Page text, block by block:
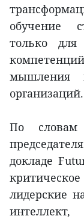
обучение
только
мышления
организаций.
По
докладе
лидерские